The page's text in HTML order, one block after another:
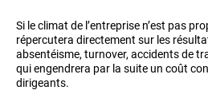
Si le climat de l’entreprise n’est pas
répercutera directement sur les
absentéisme, turnover, accidents de
qui engendrera par la suite un coût
dirigeants.